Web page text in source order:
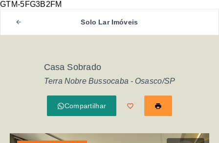
GTM-5FG3B2FM
Solo Lar Imóveis
Casa Sobrado
Terra Nobre Bussocaba - Osasco/SP
Compartilhar